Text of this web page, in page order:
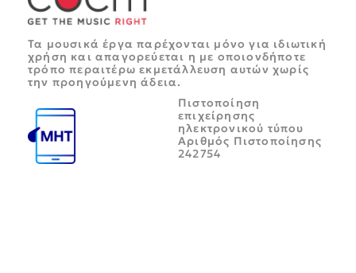
Τα μουσικά έργα παρέχονται μόνο για ιδιωτική
χρήση και απαγορεύεται η με οποιονδήποτε
τρόπο περαιτέρω εκμετάλλευση αυτών χωρίς
την προηγούμενη άδεια.
Πιστοποίηση
επιχείρησης
ηλεκτρονικού τύπου
Αριθμός Πιστοποίησης
242754